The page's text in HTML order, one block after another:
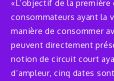
«L’objectif de la
consommateurs ayant la
manière de consommer
peuvent directement
notion de circuit court
d’ampleur, cinq dates